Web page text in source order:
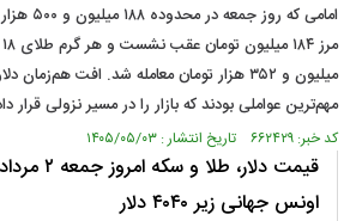
امامی که
میلیون و ۳۵۲ هزار تومان معامله شد. افت
مهم‌ترین عواملی بودند که بازار را در مسیر نزولی قرار
کد خبر: ۶۶۲۴۲۹ تاریخ انتشار : ۱۴۰۵/۰۵/۰۳
اونس جهانی زیر ۴۰۴۰ دلار